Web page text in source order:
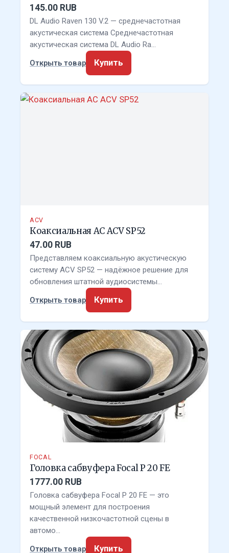
145.00 RUB
DL Audio Raven 130 V.2 — среднечастотная
акустическая система Среднечастотная
акустическая система DL Audio Ra…
Открыть товар
Купить
ACV
Коаксиальная АС ACV SP52
47.00 RUB
Представляем коаксиальную акустическую
систему ACV SP52 — надёжное решение для
обновления штатной аудиосистемы…
Открыть товар
Купить
FOCAL
Головка сабвуфера Focal P 20 FE
1777.00 RUB
Головка сабвуфера Focal P 20 FE — это
мощный элемент для построения
качественной низкочастотной сцены в
автомо…
Открыть товар
Купить